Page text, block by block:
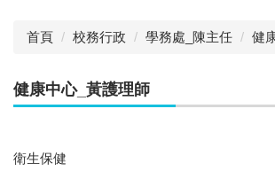
首頁 校務行政 學務處_陳主任 健
健康中心_黃護理師
衛生保健